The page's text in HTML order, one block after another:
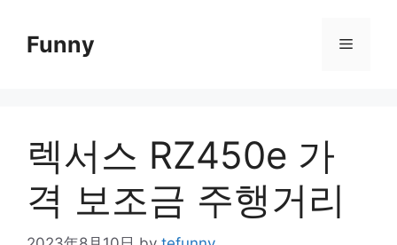
contentFunny Menu
렉서스 RZ450e 가
격 보조금 주행거리